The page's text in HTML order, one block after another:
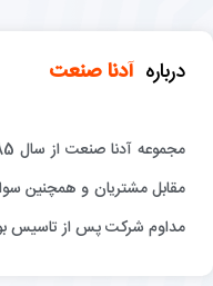
درباره آدنا صنعت
مقابل مشتريان و همچنين
مداوم شركت پس از تاسيس